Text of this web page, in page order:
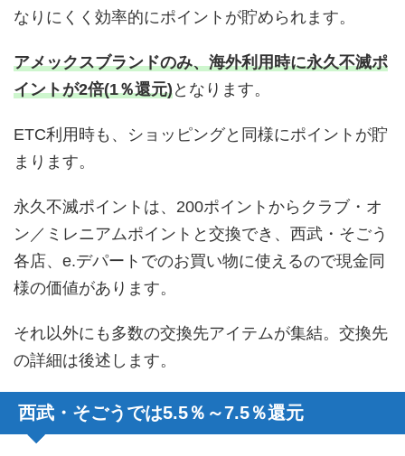
なりにくく効率的にポイントが貯められます。
アメックスブランドのみ、海外利用時に永久不滅ポ
イントが2倍(1％還元)となります。
ETC利用時も、ショッピングと同様にポイントが貯
まります。
永久不滅ポイントは、200ポイントからクラブ・オ
ン／ミレニアムポイントと交換でき、西武・そごう
各店、e.デパートでのお買い物に使えるので現金同
様の価値があります。
それ以外にも多数の交換先アイテムが集結。交換先
の詳細は後述します。
西武・そごうでは5.5％～7.5％還元